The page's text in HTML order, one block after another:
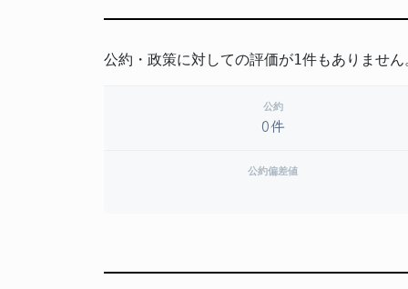
公約・政策に対しての評価が1件もありません
公約
0件
公約偏差値